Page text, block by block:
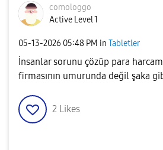
comologgo
Active Level 1
‎05-13-2026 05:48 PM in Tabletler
İnsanlar sorunu çözüp para
firmasının umurunda değil şaka
2 Likes